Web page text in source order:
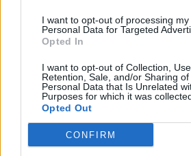
I want to opt-out of processing my
Personal Data for Targeted
Opted In
I want to opt-out of Collection, Use,
Retention, Sale, and/or Sharing of
Personal Data that Is Unrelated
Purposes for which it was
Opted Out
CONFIRM
Θλίψη και δάκρυα για τον Πάνο
Παρασκευή το τελευταίο αντίο
ΠΕΡΙΣΣΟΤΕΡΑ